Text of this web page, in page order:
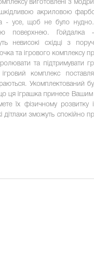
виготовлені з
акриловою
- усе, щоб не було
поверхнею. Гойдалка
невисокі східці з
та ігрового комплексу
та підтримувати
комплекс
Укомплектований
ця іграшка принесе Вашим
їх фізичному розвитку
дітлахи зможуть спокійно